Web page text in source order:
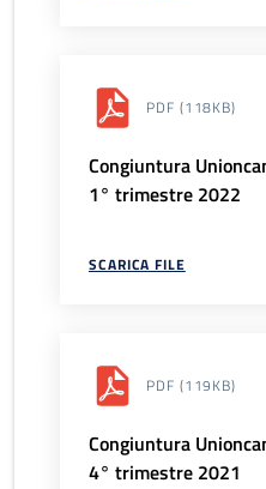
PDF (118KB)
Congiuntura
1° trimestre 2022
SCARICA FILE
PDF (119KB)
Congiuntura
4° trimestre 2021